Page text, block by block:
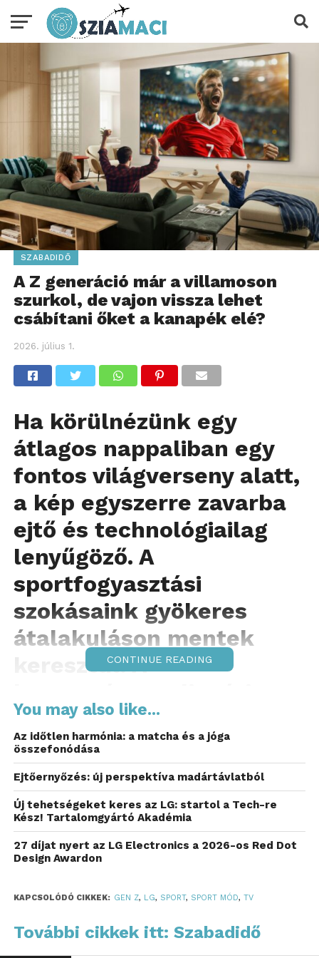
SZABADIDŐ
A Z generáció már a villamoson
szurkol, de vajon vissza lehet
csábítani őket a kanapék elé?
2026. július 1.
Ha körülnézünk egy
átlagos nappaliban egy
fontos világverseny alatt,
a kép egyszerre zavarba
ejtő és technológiailag
lenyűgöző. A
sportfogyasztási
szokásaink gyökeres
átalakuláson mentek
keresztül. A
televíziózás merev
keretei fellazultak: a
nézők ma már nem
akarnak a műsorrendhez
igazodni, nem akarnak
lemaradni semmiről, és
akarnak egyetlen, fix
képernyőre tapadni.
CONTINUE READING
You may also like...
Az időtlen harmónia: a matcha és a jóga
összefonódása
Ejtőernyőzés: új perspektíva madártávlatból
Új tehetségeket keres az LG: startol a Tech-re
Kész! Tartalomgyártó Akadémia
27 díjat nyert az LG Electronics a 2026-os Red Dot
Design Awardon
KAPCSOLÓDÓ CIKKEK: GEN Z, LG, SPORT, SPORT MÓD, TV
További cikkek itt: Szabadidő